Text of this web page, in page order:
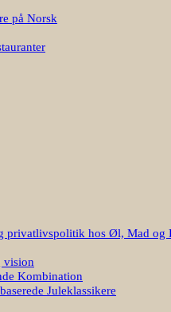
på Norsk
privatlivspolitik hos Øl, Mad og
vision
Kombination
Juleklassikere